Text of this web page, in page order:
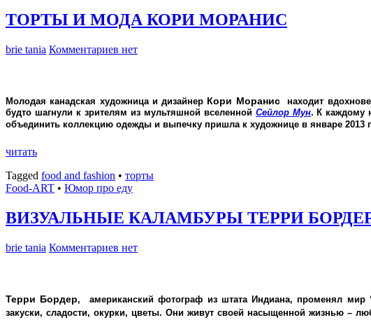
ТОРТЫ И МОДА КОРИ МОРАНИС
brie tania Комментариев нет
Молодая канадская художница и дизайнер Кори Мораниснаходит
будто шагнули к зрителям из мультяшной вселенной Сейлор Мун. К каждому
объединить коллекцию одежды и выпечку пришла к художнице в январе 2013
читать
Tagged food аnd fashion • торты
Food-ART • Юмор про еду
ВИЗУАЛЬНЫЕ КАЛАМБУРЫ ТЕРРИ
brie tania Комментариев нет
Терри Бордер, американский фотограф из штата Индиана, променял
закуски, сладости, окурки, цветы. Они живут своей насыщенной жизнью –